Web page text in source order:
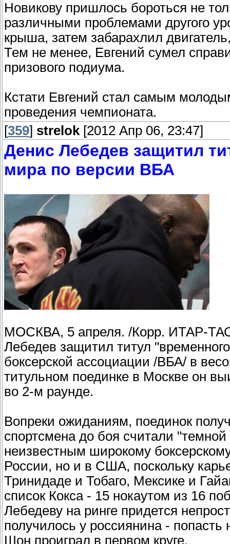
Новикову пришлось бороться не
различными проблемами другого
крыша, затем забарахлил
Тем не менее, Евгений сумел
призового подиума.
Кстати Евгений стал самым
проведения чемпионата.
[359] strelok [2012 Апр 06, 23:47]
Денис Лебедев защитил
мира по версии ВБА
МОСКВА, 5 апреля. /Корр. ИТАР-
Лебедев защитил титул
боксерской ассоциации /ВБА/ в
титульном поединке в Москве он
во 2-м раунде.
Вопреки ожиданиям, поединок
спортсмена до боя считали
неизвестным широкому
России, но и в США, поскольку
Тринидаде и Тобаго, Мексике и
список Кокса - 15 нокаутом из 16
Лебедеву на ринге придется
получилось у россиянина -
Шон проиграл в первом круге.